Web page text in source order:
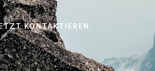
KONTAKTIEREN